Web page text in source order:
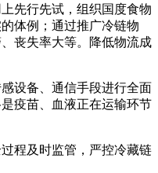
先行先试，组织国度食物
体例；通过推广冷链物
丧失率大等。降低物流成
设备、通信手段进行全面
疫苗、血液正在运输环节
程及时监管，严控冷藏链